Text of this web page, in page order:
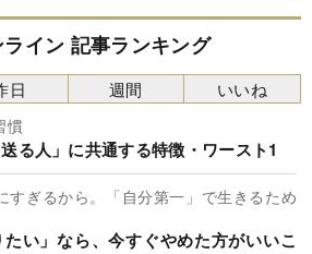
イン 記事ランキング
慣
る人」に共通する特徴・ワースト1
すぎるから。「自分第一」で生きるため
たい」なら、今すぐやめた方がいいこ
日 週間 いいね